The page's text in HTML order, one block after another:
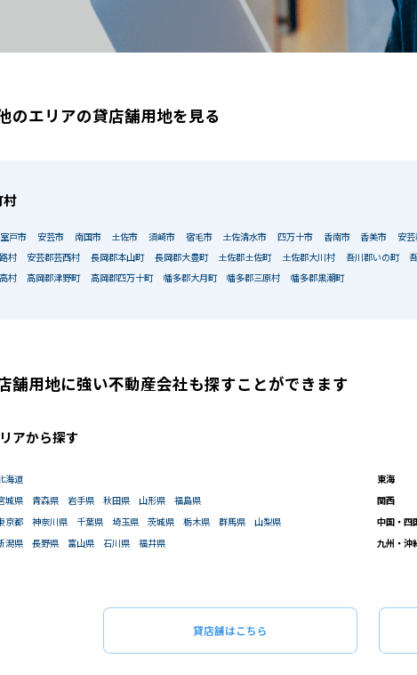
のエリアの貸店舗用地を見る
村
室戸市 安芸市 南国市 土佐市 須崎市 宿毛市 土佐清水市 四万十市 香南市 香美市 安
村 安芸郡芸西村 長岡郡本山町 長岡郡大豊町 土佐郡土佐町 土佐郡大川村 吾川郡いの町
村 高岡郡津野町 高岡郡四万十町 幡多郡大月町 幡多郡三原村 幡多郡黒潮町
舗用地に強い不動産会社も探すことができます
アから探す
海道
城県 青森県 岩手県 秋田県 山形県 福島県
京都 神奈川県 千葉県 埼玉県 茨城県 栃木県 群馬県 山梨県
潟県 長野県 富山県 石川県 福井県
東海
関西
中国・四
九州・沖
貸店舗はこちら